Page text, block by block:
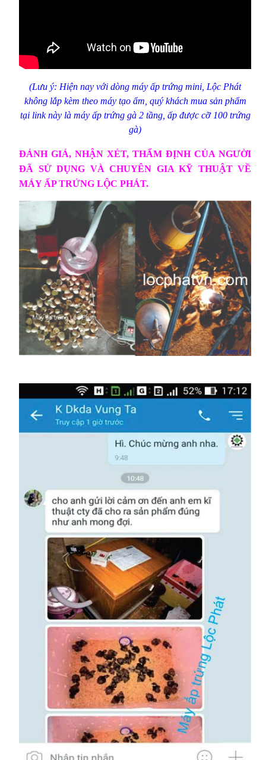
(Lưu ý: Hiện nay với dòng máy ấp trứng mini, Lộc Phát
không lắp kèm theo máy tạo ẩm, quý khách mua sản phẩm
tại link này là máy ấp trứng gà 2 tầng, ấp được cỡ 100 trứng
gà)
ĐÁNH GIÁ, NHẬN XÉT, THẨM ĐỊNH CỦA NGƯỜI
ĐÃ SỬ DỤNG VÀ CHUYÊN GIA KỸ THUẬT VỀ
MÁY ẤP TRỨNG LỘC PHÁT.